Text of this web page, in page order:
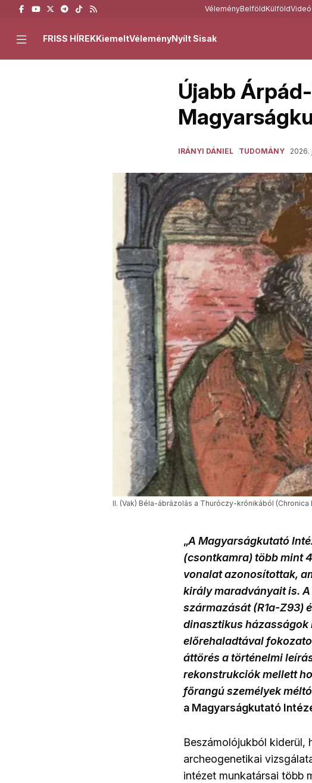
VéleményBelföldKülföldVideó
FRISS HÍREKKiemeltVéleményNyílt Sisak
Újabb
IRÁNYI DÁNIEL TUDOMÁNY 2026.
II. (Vak) Béla-ábrázolás a Thuróczy-krónikából (Chronica
„A Magyarságkutató
(csontkamra) több mint
vonalat azonosítottak,
király maradványait is.
származását (R1a-Z93)
dinasztikus házasságok
előrehaladtával
áttörés a történelmi
rekonstrukciók mellett
főrangú személyek
a Magyarságkutató
Beszámolójukból kiderül,
archeogenetikai
intézet munkatársai több